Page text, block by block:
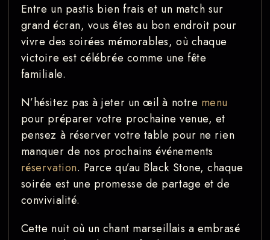
Entre un pastis bien frais et un match sur
grand écran, vous êtes au bon endroit pour
vivre des soirées mémorables, où chaque
victoire est célébrée comme une fête
familiale.
N’hésitez pas à jeter un œil à notre menu
pour préparer votre prochaine venue, et
pensez à réserver votre table pour ne rien
manquer de nos prochains événements
réservation. Parce qu’au Black Stone, chaque
soirée est une promesse de partage et de
convivialité.
Cette nuit où un chant marseillais a embrasé